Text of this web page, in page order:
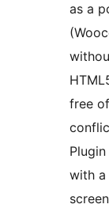
as a
free
with